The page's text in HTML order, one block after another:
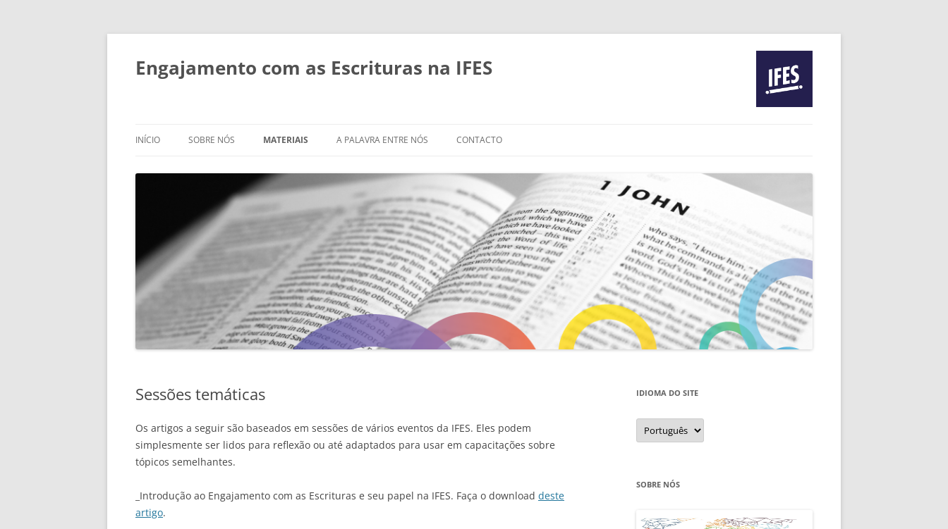
Engajamento com as Escrituras na IFES
para
INÍCIO SOBRE NÓS
PESSOAS
OBJETIVOS E ATIVIDADES
MATERIAIS
FORMAÇÃO
SESSÕES TEMÁTICAS
ESTUDOS BÍBLICOS EM GRUPOS
PEQUENOS
A PALAVRA ENTRE NÓS CONTACTO
Sessões temáticas
Os artigos a seguir são baseados em sessões de vários eventos da IFES. Eles podem
simplesmente ser lidos para reflexão ou até adaptados para usar em capacitações sobre
tópicos semelhantes.
_Introdução ao Engajamento com as Escrituras e seu papel na IFES. Faça o download deste
artigo.
IDIOMA DO SITE
Idioma
do
site
SOBRE NÓS